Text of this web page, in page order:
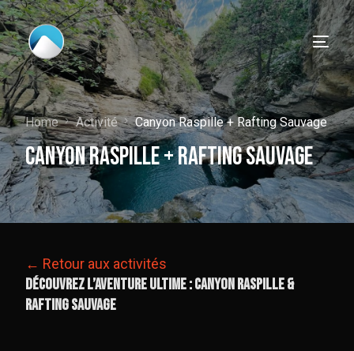
Home Activité Canyon Raspille + Rafting Sauvage
Canyon Raspille + Rafting Sauvage
← Retour aux activités
Découvrez l’Aventure Ultime : Canyon Raspille &
Rafting Sauvage